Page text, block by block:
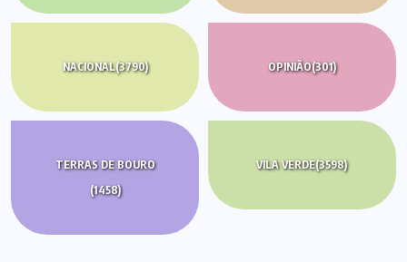
NACIONAL(3790) OPINIÃO(301)
TERRAS DE BOURO
(1458)
VILA VERDE(3598)